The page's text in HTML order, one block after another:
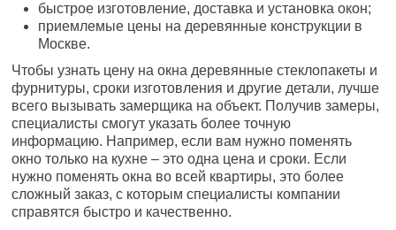
быстрое изготовление, доставка и установка окон;
приемлемые цены на деревянные конструкции в
Москве.
Чтобы узнать цену на окна деревянные стеклопакеты и
фурнитуры, сроки изготовления и другие детали, лучше
всего вызывать замерщика на объект. Получив замеры,
специалисты смогут указать более точную
информацию. Например, если вам нужно поменять
окно только на кухне – это одна цена и сроки. Если
нужно поменять окна во всей квартиры, это более
сложный заказ, с которым специалисты компании
справятся быстро и качественно.